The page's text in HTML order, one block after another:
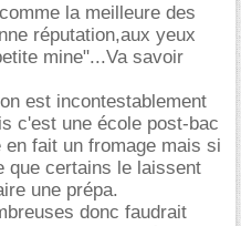
la meilleure des
réputation,aux yeux
mine"...Va savoir
est incontestablement
c'est une école post-bac
en fait un fromage mais si
que certains le laissent
une prépa.
donc faudrait